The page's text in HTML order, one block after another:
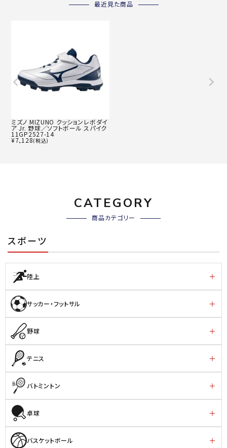
最近見た商品
ミズノ MIZUNO クッションレボダイ
ア Jr. 野球／ソフトボール スパイク
11GP2527-14
¥7,128(税込)
CATEGORY
商品カテゴリー
スポーツ
陸上
サッカー・フットサル
野球
テニス
バトミントン
卓球
バスケットボール